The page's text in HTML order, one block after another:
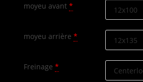
moyeu avant *
moyeu arrière *
Freinage *